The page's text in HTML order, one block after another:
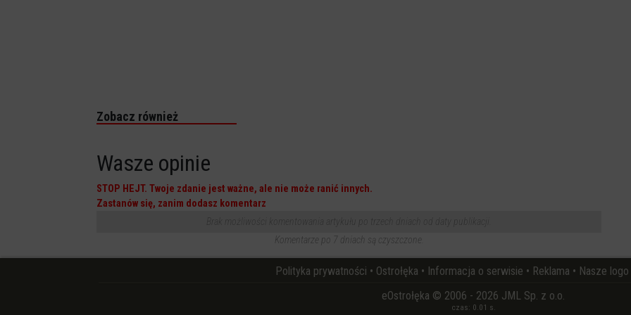
Zobacz również
Wasze opinie
STOP HEJT. Twoje zdanie jest ważne, ale nie może ranić innych.
Zastanów się, zanim dodasz komentarz
Komentarze po 7 dniach są czyszczone.
Polityka prywatności • Ostrołęka • Informacja o serwisie • Reklama • Nasze logo
eOstrołęka © 2006 - 2026 JML Sp. z o.o.
czas: 0.01 s.